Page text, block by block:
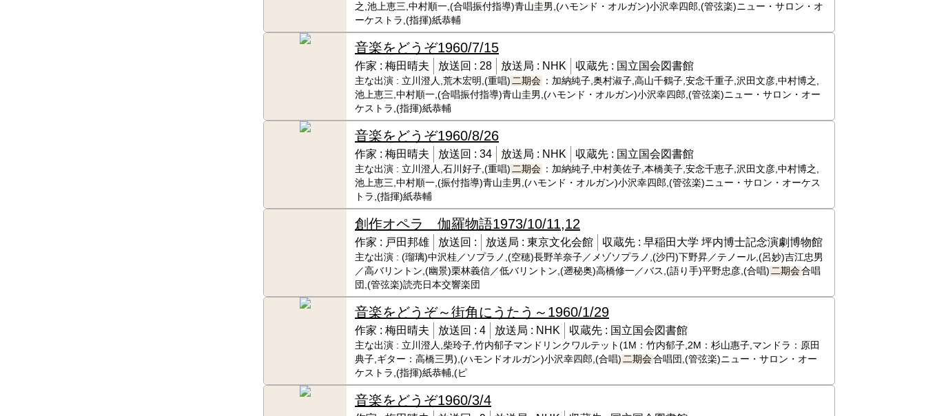
之,池上恵三,中村順一,(合唱振付指導)青山圭男,(ハモンド・オルガン)小沢幸四郎,(管弦楽)ニュー・サロン・オ
ーケストラ,(指揮)紙恭輔
音楽をどうぞ1960/7/15
作家 : 梅田晴夫 放送回 : 28 放送局 : NHK 収蔵先 : 国立国会図書館
主な出演 : 立川澄人,荒木宏明,(重唱) 二期会 ：加納純子,奥村淑子,高山千鶴子,安念千重子,沢田文彦,中村博之,
池上恵三,中村順一,(合唱振付指導)青山圭男,(ハモンド・オルガン)小沢幸四郎,(管弦楽)ニュー・サロン・オー
ケストラ,(指揮)紙恭輔
音楽をどうぞ1960/8/26
作家 : 梅田晴夫 放送回 : 34 放送局 : NHK 収蔵先 : 国立国会図書館
主な出演 : 立川澄人,石川好子,(重唱) 二期会 ：加納純子,中村美佐子,本橋美子,安念千恵子,沢田文彦,中村博之,
池上恵三,中村順一,(振付指導)青山圭男,(ハモンド・オルガン)小沢幸四郎,(管弦楽)ニュー・サロン・オーケス
トラ,(指揮)紙恭輔
創作オペラ 伽羅物語1973/10/11,12
作家 : 戸田邦雄 放送回 : 放送局 : 東京文化会館 収蔵先 : 早稲田大学 坪内博士記念演劇博物館
主な出演 : (瑠璃)中沢桂／ソプラノ,(空穂)長野羊奈子／メゾソプラノ,(沙円)下野昇／テノール,(呂妙)吉江忠男
／高バリントン,(幽景)栗林義信／低バリントン,(遡秘奥)高橋修一／バス,(語り手)平野忠彦,(合唱) 二期会合唱
団,(管弦楽)読売日本交響楽団
音楽をどうぞ～街角にうたう～ 1960/1/29
作家 : 梅田晴夫 放送回 : 4 放送局 : NHK 収蔵先 : 国立国会図書館
主な出演 : 立川澄人,柴玲子,竹内郁子マンドリンクワルテット(1M：竹内郁子,2M：杉山惠子,マンドラ：原田
典子,ギター：高橋三男),(ハモンドオルガン)小沢幸四郎,(合唱) 二期会合唱団,(管弦楽)ニュー・サロン・オー
ケストラ,(指揮)紙恭輔,(ピ
音楽をどうぞ1960/3/4